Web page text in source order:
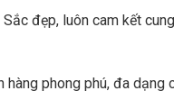
đẹp, luôn cam kết
phong phú, đa dạng